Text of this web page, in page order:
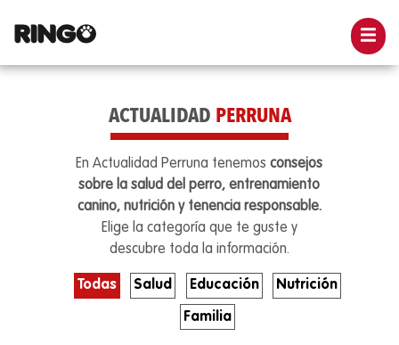
ACTUALIDAD PERRUNA
En Actualidad Perruna tenemosconsejos
sobre la salud del perro, entrenamiento
canino, nutrición y tenencia responsable.
Elige la categoría que te guste y
descubre toda la información.
Todas Salud Educación Nutrición
Familia